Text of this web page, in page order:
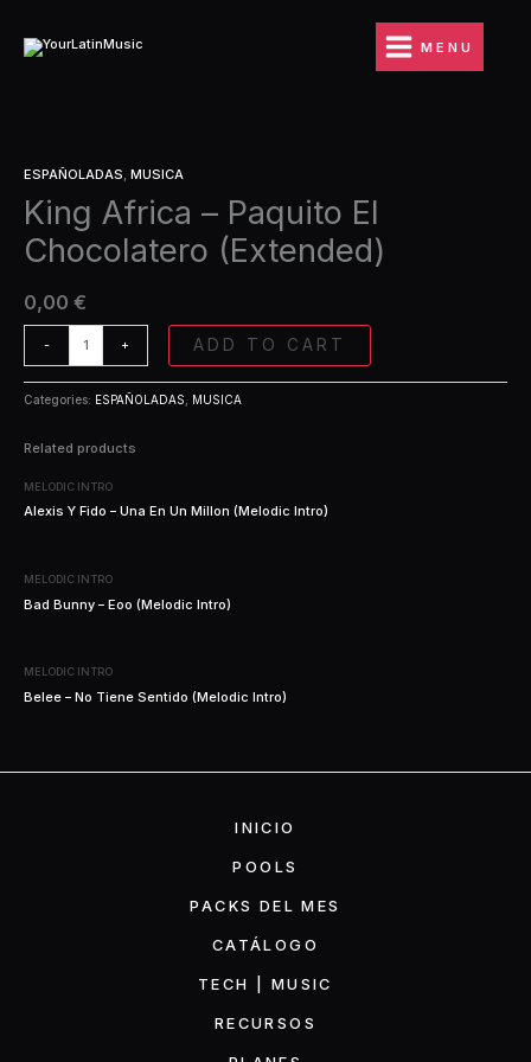
contenido
MENU
ESPAÑOLADAS, MUSICA
King Africa – Paquito El
Chocolatero (Extended)
0,00 €
-
Africa
-
Paquito
El
(Extended)
+
ADD TO CART
Categories: ESPAÑOLADAS MUSICA
Related products
MELODIC INTRO
Alexis Y Fido – Una En Un Millon (Melodic Intro)
MELODIC INTRO
Bad Bunny – Eoo (Melodic Intro)
MELODIC INTRO
Belee – No Tiene Sentido (Melodic Intro)
INICIO
POOLS
PACKS DEL MES
CATÁLOGO
TECH | MUSIC
RECURSOS
El
Chocolatero